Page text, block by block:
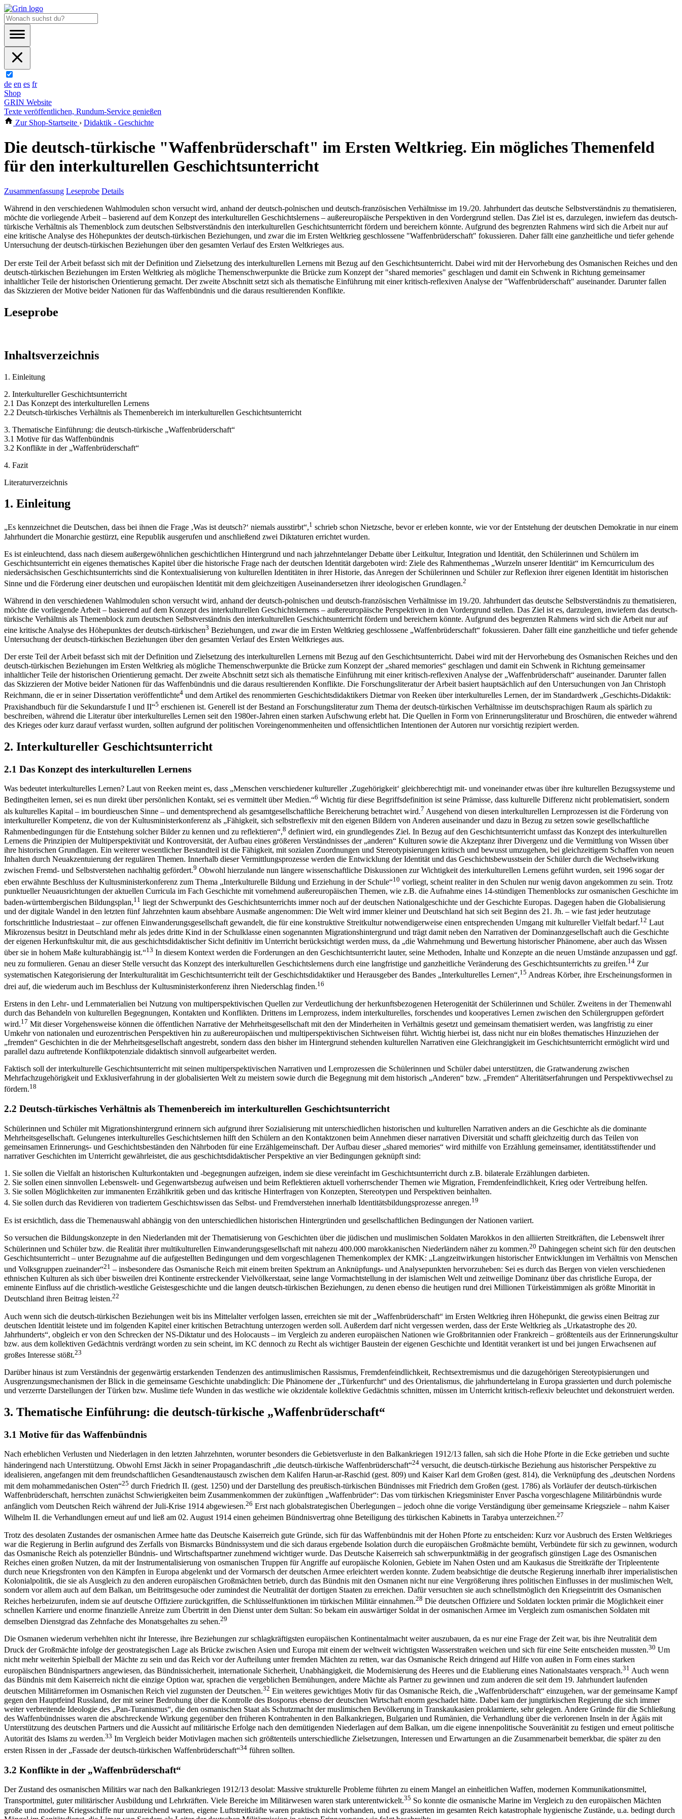
de en es fr
Shop
GRIN Website
Texte veröffentlichen, Rundum-Service genießen
Zur Shop-Startseite › Didaktik - Geschichte
Die deutsch-türkische "Waffenbrüderschaft" im Ersten Weltkrieg. Ein mögliches Themenfeld
für den interkulturellen Geschichtsunterricht
Zusammenfassung Leseprobe Details
Während in den verschiedenen Wahlmodulen schon versucht wird, anhand der deutsch-polnischen und deutsch-französischen Verhältnisse im 19./20. Jahrhundert das deutsche Selbstverständnis zu thematisieren,
möchte die vorliegende Arbeit – basierend auf dem Konzept des interkulturellen Geschichtslernens – außereuropäische Perspektiven in den Vordergrund stellen. Das Ziel ist es, darzulegen, inwiefern das deutsch-
türkische Verhältnis als Themenblock zum deutschen Selbstverständnis den interkulturellen Geschichtsunterricht fördern und bereichern könnte. Aufgrund des begrenzten Rahmens wird sich die Arbeit nur auf
eine kritische Analyse des Höhepunktes der deutsch-türkischen Beziehungen, und zwar die im Ersten Weltkrieg geschlossene "Waffenbrüderschaft" fokussieren. Daher fällt eine ganzheitliche und tiefer gehende
Untersuchung der deutsch-türkischen Beziehungen über den gesamten Verlauf des Ersten Weltkrieges aus.
Der erste Teil der Arbeit befasst sich mit der Definition und Zielsetzung des interkulturellen Lernens mit Bezug auf den Geschichtsunterricht. Dabei wird mit der Hervorhebung des Osmanischen Reiches und den
deutsch-türkischen Beziehungen im Ersten Weltkrieg als mögliche Themenschwerpunkte die Brücke zum Konzept der "shared memories" geschlagen und damit ein Schwenk in Richtung gemeinsamer
inhaltlicher Teile der historischen Orientierung gemacht. Der zweite Abschnitt setzt sich als thematische Einführung mit einer kritisch-reflexiven Analyse der "Waffenbrüderschaft" auseinander. Darunter fallen
das Skizzieren der Motive beider Nationen für das Waffenbündnis und die daraus resultierenden Konflikte.
Leseprobe
Inhaltsverzeichnis
1. Einleitung
2. Interkultureller Geschichtsunterricht
2.1 Das Konzept des interkulturellen Lernens
2.2 Deutsch-türkisches Verhältnis als Themenbereich im interkulturellen Geschichtsunterricht
3. Thematische Einführung: die deutsch-türkische „Waffenbrüderschaft“
3.1 Motive für das Waffenbündnis
3.2 Konflikte in der „Waffenbrüderschaft“
4. Fazit
Literaturverzeichnis
1. Einleitung
„Es kennzeichnet die Deutschen, dass bei ihnen die Frage ‚Was ist deutsch?‘ niemals ausstirbt“,1 schrieb schon Nietzsche, bevor er erleben konnte, wie vor der Entstehung der deutschen Demokratie in nur einem
Jahrhundert die Monarchie gestürzt, eine Republik ausgerufen und anschließend zwei Diktaturen errichtet wurden.
Es ist einleuchtend, dass nach diesem außergewöhnlichen geschichtlichen Hintergrund und nach jahrzehntelanger Debatte über Leitkultur, Integration und Identität, den Schülerinnen und Schülern im
Geschichtsunterricht ein eigenes thematisches Kapitel über die historische Frage nach der deutschen Identität dargeboten wird: Ziele des Rahmenthemas „Wurzeln unserer Identität“ im Kerncurriculum des
niedersächsischen Geschichtsunterrichts sind die Kontextualisierung von kulturellen Identitäten in ihrer Historie, das Anregen der Schülerinnen und Schüler zur Reflexion ihrer eigenen Identität im historischen
Sinne und die Förderung einer deutschen und europäischen Identität mit dem gleichzeitigen Auseinandersetzen ihrer ideologischen Grundlagen.2
Während in den verschiedenen Wahlmodulen schon versucht wird, anhand der deutsch-polnischen und deutsch-französischen Verhältnisse im 19./20. Jahrhundert das deutsche Selbstverständnis zu thematisieren,
möchte die vorliegende Arbeit – basierend auf dem Konzept des interkulturellen Geschichtslernens – außereuropäische Perspektiven in den Vordergrund stellen. Das Ziel ist es, darzulegen, inwiefern das deutsch-
türkische Verhältnis als Themenblock zum deutschen Selbstverständnis den interkulturellen Geschichtsunterricht fördern und bereichern könnte. Aufgrund des begrenzten Rahmens wird sich die Arbeit nur auf
eine kritische Analyse des Höhepunktes der deutsch-türkischen3 Beziehungen, und zwar die im Ersten Weltkrieg geschlossene „Waffenbrüderschaft“ fokussieren. Daher fällt eine ganzheitliche und tiefer gehende
Untersuchung der deutsch-türkischen Beziehungen über den gesamten Verlauf des Ersten Weltkrieges aus.
Der erste Teil der Arbeit befasst sich mit der Definition und Zielsetzung des interkulturellen Lernens mit Bezug auf den Geschichtsunterricht. Dabei wird mit der Hervorhebung des Osmanischen Reiches und den
deutsch-türkischen Beziehungen im Ersten Weltkrieg als mögliche Themenschwerpunkte die Brücke zum Konzept der „shared memories“ geschlagen und damit ein Schwenk in Richtung gemeinsamer
inhaltlicher Teile der historischen Orientierung gemacht. Der zweite Abschnitt setzt sich als thematische Einführung mit einer kritisch-reflexiven Analyse der „Waffenbrüderschaft“ auseinander. Darunter fallen
das Skizzieren der Motive beider Nationen für das Waffenbündnis und die daraus resultierenden Konflikte. Die Forschungsliteratur der Arbeit basiert hauptsächlich auf den Untersuchungen von Jan Christoph
Reichmann, die er in seiner Dissertation veröffentlichte4 und dem Artikel des renommierten Geschichtsdidaktikers Dietmar von Reeken über interkulturelles Lernen, der im Standardwerk „Geschichts-Didaktik:
Praxishandbuch für die Sekundarstufe I und II“5 erschienen ist. Generell ist der Bestand an Forschungsliteratur zum Thema der deutsch-türkischen Verhältnisse im deutschsprachigen Raum als spärlich zu
beschreiben, während die Literatur über interkulturelles Lernen seit den 1980er-Jahren einen starken Aufschwung erlebt hat. Die Quellen in Form von Erinnerungsliteratur und Broschüren, die entweder während
des Krieges oder kurz darauf verfasst wurden, sollten aufgrund der politischen Voreingenommenheiten und offensichtlichen Intentionen der Autoren nur vorsichtig rezipiert werden.
2. Interkultureller Geschichtsunterricht
2.1 Das Konzept des interkulturellen Lernens
Was bedeutet interkulturelles Lernen? Laut von Reeken meint es, dass „Menschen verschiedener kultureller ‚Zugehörigkeit‘ gleichberechtigt mit- und voneinander etwas über ihre kulturellen Bezugssysteme und
Bedingtheiten lernen, sei es nun direkt über persönlichen Kontakt, sei es vermittelt über Medien.“6 Wichtig für diese Begriffsdefinition ist seine Prämisse, dass kulturelle Differenz nicht problematisiert, sondern
als kulturelles Kapital – im bourdieuschen Sinne – und dementsprechend als gesamtgesellschaftliche Bereicherung betrachtet wird.7 Ausgehend von diesen interkulturellen Lernprozessen ist die Förderung von
interkultureller Kompetenz, die von der Kultusministerkonferenz als „Fähigkeit, sich selbstreflexiv mit den eigenen Bildern von Anderen auseinander und dazu in Bezug zu setzen sowie gesellschaftliche
Rahmenbedingungen für die Entstehung solcher Bilder zu kennen und zu reflektieren“,8 definiert wird, ein grundlegendes Ziel. In Bezug auf den Geschichtsunterricht umfasst das Konzept des interkulturellen
Lernens die Prinzipien der Multiperspektivität und Kontroversität, der Aufbau eines größeren Verständnisses der „anderen“ Kulturen sowie die Akzeptanz ihrer Divergenz und die Vermittlung von Wissen über
ihre historischen Grundlagen. Ein weiterer wesentlicher Bestandteil ist die Fähigkeit, mit sozialen Zuordnungen und Stereotypisierungen kritisch und bewusst umzugehen, bei gleichzeitigem Schaffen von neuen
Inhalten durch Neuakzentuierung der regulären Themen. Innerhalb dieser Vermittlungsprozesse werden die Entwicklung der Identität und das Geschichtsbewusstsein der Schüler durch die Wechselwirkung
zwischen Fremd- und Selbstverstehen nachhaltig gefördert.9 Obwohl hierzulande nun längere wissenschaftliche Diskussionen zur Wichtigkeit des interkulturellen Lernens geführt wurden, seit 1996 sogar der
eben erwähnte Beschluss der Kultusministerkonferenz zum Thema „Interkulturelle Bildung und Erziehung in der Schule“10 vorliegt, scheint realiter in den Schulen nur wenig davon angekommen zu sein. Trotz
punktueller Neuausrichtungen der aktuellen Curricula im Fach Geschichte mit vornehmend außereuropäischen Themen, wie z.B. die Aufnahme eines 14-stündigen Themenblocks zur osmanischen Geschichte im
baden-württembergischen Bildungsplan,11 liegt der Schwerpunkt des Geschichtsunterrichts immer noch auf der deutschen Nationalgeschichte und der Geschichte Europas. Dagegen haben die Globalisierung
und der digitale Wandel in den letzten fünf Jahrzehnten kaum absehbare Ausmaße angenommen: Die Welt wird immer kleiner und Deutschland hat sich seit Beginn des 21. Jh. – wie fast jeder heutzutage
fortschrittliche Industriestaat – zur offenen Einwanderungsgesellschaft gewandelt, die für eine konstruktive Streitkultur notwendigerweise einen entsprechenden Umgang mit kultureller Vielfalt bedarf.12 Laut
Mikrozensus besitzt in Deutschland mehr als jedes dritte Kind in der Schulklasse einen sogenannten Migrationshintergrund und trägt damit neben den Narrativen der Dominanzgesellschaft auch die Geschichte
der eigenen Herkunftskultur mit, die aus geschichtsdidaktischer Sicht definitiv im Unterricht berücksichtigt werden muss, da „die Wahrnehmung und Bewertung historischer Phänomene, aber auch das Wissen
über sie in hohem Maße kulturabhängig ist.“13 In diesem Kontext werden die Forderungen an den Geschichtsunterricht lauter, seine Methoden, Inhalte und Konzepte an die neuen Umstände anzupassen und ggf.
neu zu formulieren. Genau an dieser Stelle versucht das Konzept des interkulturellen Geschichtslernens durch eine langfristige und ganzheitliche Veränderung des Geschichtsunterrichts zu greifen.14 Zur
systematischen Kategorisierung der Interkulturalität im Geschichtsunterricht teilt der Geschichtsdidaktiker und Herausgeber des Bandes „Interkulturelles Lernen“,15 Andreas Körber, ihre Erscheinungsformen in
drei auf, die wiederum auch im Beschluss der Kultusministerkonferenz ihren Niederschlag finden.16
Erstens in den Lehr- und Lernmaterialien bei Nutzung von multiperspektivischen Quellen zur Verdeutlichung der herkunftsbezogenen Heterogenität der Schülerinnen und Schüler. Zweitens in der Themenwahl
durch das Behandeln von kulturellen Begegnungen, Kontakten und Konflikten. Drittens im Lernprozess, indem interkulturelles, forschendes und kooperatives Lernen zwischen den Schülergruppen gefördert
wird.17 Mit dieser Vorgehensweise können die öffentlichen Narrative der Mehrheitsgesellschaft mit den der Minderheiten in Verhältnis gesetzt und gemeinsam thematisiert werden, was langfristig zu einer
Umkehr von nationalen und eurozentrischen Perspektiven hin zu außereuropäischen und multiperspektivischen Sichtweisen führt. Wichtig hierbei ist, dass nicht nur ein bloßes thematisches Hinzuziehen der
„fremden“ Geschichten in die der Mehrheitsgesellschaft angestrebt, sondern dass den bisher im Hintergrund stehenden kulturellen Narrativen eine Gleichrangigkeit im Geschichtsunterricht ermöglicht wird und
parallel dazu auftretende Konfliktpotenziale didaktisch sinnvoll aufgearbeitet werden.
Faktisch soll der interkulturelle Geschichtsunterricht mit seinen multiperspektivischen Narrativen und Lernprozessen die Schülerinnen und Schüler dabei unterstützen, die Gratwanderung zwischen
Mehrfachzugehörigkeit und Exklusiverfahrung in der globalisierten Welt zu meistern sowie durch die Begegnung mit dem historisch „Anderen“ bzw. „Fremden“ Alteritätserfahrungen und Perspektivwechsel zu
fördern.18
2.2 Deutsch-türkisches Verhältnis als Themenbereich im interkulturellen Geschichtsunterricht
Schülerinnen und Schüler mit Migrationshintergrund erinnern sich aufgrund ihrer Sozialisierung mit unterschiedlichen historischen und kulturellen Narrativen anders an die Geschichte als die dominante
Mehrheitsgesellschaft. Gelungenes interkulturelles Geschichtslernen hilft den Schülern an den Kontaktzonen beim Annehmen dieser narrativen Diversität und schafft gleichzeitig durch das Teilen von
gemeinsamen Erinnerungs- und Geschichtsbeständen den Nährboden für eine Erzählgemeinschaft. Der Aufbau dieser „shared memories“ wird mithilfe von Erzählung gemeinsamer, identitätsstiftender und
narrativer Geschichten im Unterricht gewährleistet, die aus geschichtsdidaktischer Perspektive an vier Bedingungen geknüpft sind:
1. Sie sollen die Vielfalt an historischen Kulturkontakten und -begegnungen aufzeigen, indem sie diese vereinfacht im Geschichtsunterricht durch z.B. bilaterale Erzählungen darbieten.
2. Sie sollen einen sinnvollen Lebenswelt- und Gegenwartsbezug aufweisen und beim Reflektieren aktuell vorherrschender Themen wie Migration, Fremdenfeindlichkeit, Krieg oder Vertreibung helfen.
3. Sie sollen Möglichkeiten zur immanenten Erzählkritik geben und das kritische Hinterfragen von Konzepten, Stereotypen und Perspektiven beinhalten.
4. Sie sollen durch das Revidieren von tradiertem Geschichtswissen das Selbst- und Fremdverstehen innerhalb Identitätsbildungsprozesse anregen.19
Es ist ersichtlich, dass die Themenauswahl abhängig von den unterschiedlichen historischen Hintergründen und gesellschaftlichen Bedingungen der Nationen variiert.
So versuchen die Bildungskonzepte in den Niederlanden mit der Thematisierung von Geschichten über die jüdischen und muslimischen Soldaten Marokkos in den alliierten Streitkräften, die Lebenswelt ihrer
Schülerinnen und Schüler bzw. die Realität ihrer multikulturellen Einwanderungsgesellschaft mit nahezu 400.000 marokkanischen Niederländern näher zu kommen.20 Dahingegen scheint sich für den deutschen
Geschichtsunterricht – unter Bezugnahme auf die aufgestellten Bedingungen und dem vorgeschlagenen Themenkomplex der KMK: „Langzeitwirkungen historischer Entwicklungen im Verhältnis von Menschen
und Volksgruppen zueinander“21 – insbesondere das Osmanische Reich mit einem breiten Spektrum an Anknüpfungs- und Analysepunkten hervorzuheben: Sei es durch das Bergen von vielen verschiedenen
ethnischen Kulturen als sich über bisweilen drei Kontinente erstreckender Vielvölkerstaat, seine lange Vormachtstellung in der islamischen Welt und zeitweilige Dominanz über das christliche Europa, der
eminente Einfluss auf die christlich-westliche Geistesgeschichte und die langen deutsch-türkischen Beziehungen, zu denen ebenso die heutigen rund drei Millionen Türkeistämmigen als größte Minorität in
Deutschland ihren Beitrag leisten.22
Auch wenn sich die deutsch-türkischen Beziehungen weit bis ins Mittelalter verfolgen lassen, erreichten sie mit der „Waffenbrüderschaft“ im Ersten Weltkrieg ihren Höhepunkt, die gewiss einen Beitrag zur
deutschen Identität leistete und im folgenden Kapitel einer kritischen Betrachtung unterzogen werden soll. Außerdem darf nicht vergessen werden, dass der Erste Weltkrieg als „Urkatastrophe des 20.
Jahrhunderts“, obgleich er von den Schrecken der NS-Diktatur und des Holocausts – im Vergleich zu anderen europäischen Nationen wie Großbritannien oder Frankreich – größtenteils aus der Erinnerungskultur
bzw. aus dem kollektiven Gedächtnis verdrängt worden zu sein scheint, im KC dennoch zu Recht als wichtiger Baustein der eigenen Geschichte und Identität verankert ist und bei jungen Erwachsenen auf
großes Interesse stößt.23
Darüber hinaus ist zum Verständnis der gegenwärtig erstarkenden Tendenzen des antimuslimischen Rassismus, Fremdenfeindlichkeit, Rechtsextremismus und die dazugehörigen Stereotypisierungen und
Ausgrenzungsmechanismen der Blick in die gemeinsame Geschichte unabdinglich: Die Phänomene der „Türkenfurcht“ und des Orientalismus, die jahrhundertelang in Europa grassierten und durch polemische
und verzerrte Darstellungen der Türken bzw. Muslime tiefe Wunden in das westliche wie okzidentale kollektive Gedächtnis schnitten, müssen im Unterricht kritisch-reflexiv beleuchtet und dekonstruiert werden.
3. Thematische Einführung: die deutsch-türkische „Waffenbrüderschaft“
3.1 Motive für das Waffenbündnis
Nach erheblichen Verlusten und Niederlagen in den letzten Jahrzehnten, worunter besonders die Gebietsverluste in den Balkankriegen 1912/13 fallen, sah sich die Hohe Pforte in die Ecke getrieben und suchte
händeringend nach Unterstützung. Obwohl Ernst Jäckh in seiner Propagandaschrift „die deutsch-türkische Waffenbrüderschaft“24 versucht, die deutsch-türkische Beziehung aus historischer Perspektive zu
idealisieren, angefangen mit dem freundschaftlichen Gesandtenaustausch zwischen dem Kalifen Harun-ar-Raschid (gest. 809) und Kaiser Karl dem Großen (gest. 814), die Verknüpfung des „deutschen Nordens
mit dem mohammedanischen Osten“25 durch Friedrich II. (gest. 1250) und der Darstellung des preußisch-türkischen Bündnisses mit Friedrich dem Großen (gest. 1786) als Vorläufer der deutsch-türkischen
Waffenbrüderschaft, herrschten zunächst Schwierigkeiten beim Zusammenkommen der zukünftigen „Waffenbrüder“: Das vom türkischen Kriegsminister Enver Pascha vorgeschlagene Militärbündnis wurde
anfänglich vom Deutschen Reich während der Juli-Krise 1914 abgewiesen.26 Erst nach globalstrategischen Überlegungen – jedoch ohne die vorige Verständigung über gemeinsame Kriegsziele – nahm Kaiser
Wilhelm II. die Verhandlungen erneut auf und ließ am 02. August 1914 einen geheimen Bündnisvertrag ohne Beteiligung des türkischen Kabinetts in Tarabya unterzeichnen.27
Trotz des desolaten Zustandes der osmanischen Armee hatte das Deutsche Kaiserreich gute Gründe, sich für das Waffenbündnis mit der Hohen Pforte zu entscheiden: Kurz vor Ausbruch des Ersten Weltkrieges
war die Regierung in Berlin aufgrund des Zerfalls von Bismarcks Bündnissystem und die sich daraus ergebende Isolation durch die europäischen Großmächte bemüht, Verbündete für sich zu gewinnen, wodurch
das Osmanische Reich als potenzieller Bündnis- und Wirtschaftspartner zunehmend wichtiger wurde. Das Deutsche Kaiserreich sah schwerpunktmäßig in der geografisch günstigen Lage des Osmanischen
Reiches einen großen Nutzen, da mit der Instrumentalisierung von osmanischen Truppen für Angriffe auf europäische Kolonien, Gebiete im Nahen Osten und am Kaukasus die Streitkräfte der Tripleentente
durch neue Kriegsfronten von den Kämpfen in Europa abgelenkt und der Vormarsch der deutschen Armee erleichtert werden konnte. Zudem beabsichtige die deutsche Regierung innerhalb ihrer imperialistischen
Kolonialpolitik, die sie als Ausgleich zu den anderen europäischen Großmächten betrieb, durch das Bündnis mit den Osmanen nicht nur eine Vergrößerung ihres politischen Einflusses in der muslimischen Welt,
sondern vor allem auch auf dem Balkan, um Beitrittsgesuche oder zumindest die Neutralität der dortigen Staaten zu erreichen. Dafür versuchten sie auch schnellstmöglich den Kriegseintritt des Osmanischen
Reiches herbeizurufen, indem sie auf deutsche Offiziere zurückgriffen, die Schlüsselfunktionen im türkischen Militär einnahmen.28 Die deutschen Offiziere und Soldaten lockten primär die Möglichkeit einer
schnellen Karriere und enorme finanzielle Anreize zum Übertritt in den Dienst unter dem Sultan: So bekam ein auswärtiger Soldat in der osmanischen Armee im Vergleich zum osmanischen Soldaten mit
demselben Dienstgrad das Zehnfache des Monatsgehaltes zu sehen.29
Die Osmanen wiederum verhehlten nicht ihr Interesse, ihre Beziehungen zur schlagkräftigsten europäischen Kontinentalmacht weiter auszubauen, da es nur eine Frage der Zeit war, bis ihre Neutralität dem
Druck der Großmächte infolge der geostrategischen Lage als Brücke zwischen Asien und Europa mit einem der weltweit wichtigsten Wasserstraßen weichen und sich für eine Seite entscheiden mussten.30 Um
nicht mehr weiterhin Spielball der Mächte zu sein und das Reich vor der Aufteilung unter fremden Mächten zu retten, war das Osmanische Reich dringend auf Hilfe von außen in Form eines starken
europäischen Bündnispartners angewiesen, das Bündnissicherheit, internationale Sicherheit, Unabhängigkeit, die Modernisierung des Heeres und die Etablierung eines Nationalstaates versprach.31 Auch wenn
das Bündnis mit dem Kaiserreich nicht die einzige Option war, sprachen die vergeblichen Bemühungen, andere Mächte als Partner zu gewinnen und zum anderen die seit dem 19. Jahrhundert laufenden
deutschen Militärreformen im Osmanischen Reich viel zugunsten der Deutschen.32 Ein weiteres gewichtiges Motiv für das Osmanische Reich, die „Waffenbrüderschaft“ einzugehen, war der gemeinsame Kampf
gegen den Hauptfeind Russland, der mit seiner Bedrohung über die Kontrolle des Bosporus ebenso der deutschen Wirtschaft enorm geschadet hätte. Dabei kam der jungtürkischen Regierung die sich immer
weiter verbreitende Ideologie des „Pan-Turanismus“, die den osmanischen Staat als Schutzmacht der muslimischen Bevölkerung in Transkaukasien proklamierte, sehr gelegen. Andere Gründe für die Schließung
des Waffenbündnisses waren die abschreckende Wirkung gegenüber den früheren Kontrahenten in den Balkankriegen, Bulgarien und Rumänien, die Verhandlung über die verlorenen Inseln in der Ägäis mit
Unterstützung des deutschen Partners und die Aussicht auf militärische Erfolge nach den demütigenden Niederlagen auf dem Balkan, um die eigene innenpolitische Souveränität zu festigen und erneut politische
Autorität des Islams zu werden.33 Im Vergleich beider Motivlagen machen sich größtenteils unterschiedliche Zielsetzungen, Interessen und Erwartungen an die Zusammenarbeit bemerkbar, die später zu den
ersten Rissen in der „Fassade der deutsch-türkischen Waffenbrüderschaft“34 führen sollten.
3.2 Konflikte in der „Waffenbrüderschaft“
Der Zustand des osmanischen Militärs war nach den Balkankriegen 1912/13 desolat: Massive strukturelle Probleme führten zu einem Mangel an einheitlichen Waffen, modernen Kommunikationsmittel,
Transportmittel, guter militärischer Ausbildung und Lehrkräften. Viele Bereiche im Militärwesen waren stark unterentwickelt.35 So konnte die osmanische Marine im Vergleich zu den europäischen Mächten
große und moderne Kriegsschiffe nur unzureichend warten, eigene Luftstreitkräfte waren praktisch nicht vorhanden, und es grassierten im gesamten Reich katastrophale hygienische Zustände, u.a. bedingt durch